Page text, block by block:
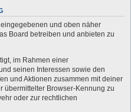
und oben näher
Board betreiben und anbieten zu
im Rahmen einer
seinen Interessen sowie den
und Aktionen zusammen mit deiner
übermittelter Browser-Kennung zu
oder zur rechtlichen